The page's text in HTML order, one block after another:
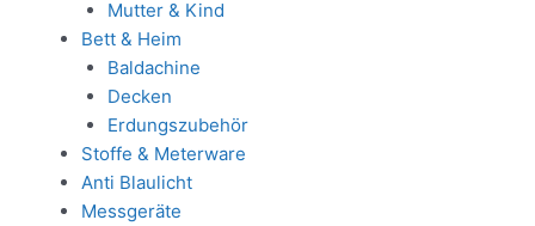
Mutter & Kind
Bett & Heim
Baldachine
Decken
Erdungszubehör
Stoffe & Meterware
Anti Blaulicht
Messgeräte